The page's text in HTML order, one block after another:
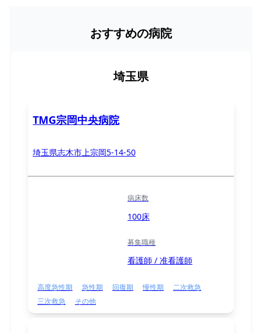
おすすめの病院
埼玉県
TMG宗岡中央病院
埼玉県志木市上宗岡5-14-50
病床数
100床
募集職種
看護師 / 准看護師
高度急性期 急性期 回復期 慢性期
二次救急
三次救急
その他